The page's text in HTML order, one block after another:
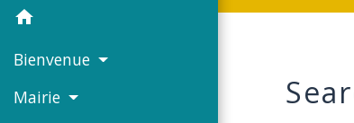
home
Bienvenue
Mairie